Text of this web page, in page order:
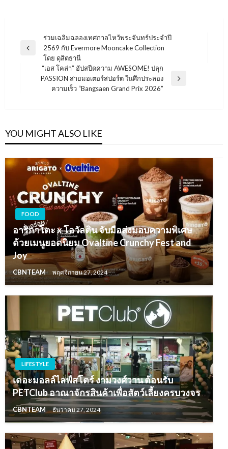
แนะแนว
เรื่อง
Previous
ร่วมเฉลิมฉลองเทศกาลไหว้พระจันทร์ประจำปี
2569 กับ Evermore Mooncake Collection
โดย ดุสิตธานี
Next
“เอส โคล่า” อัปสปีดความ AWESOME! ปลุก
PASSION สายมอเตอร์สปอร์ต ในศึกประลอง
ความเร็ว “Bangsaen Grand Prix 2026”
YOU MIGHT ALSO LIKE
FOOD
อาริกาโตะ x โอวัลติน จับมือส่งมอบความพิเศษ
ด้วยเมนูยอดนิยม Ovaltine Crunchy Fest and
Joy
CBNTEAM พฤศจิกายน 27, 2024
LIFESTYLE
เดอะมอลล์ไลฟ์สโตร์ งามวงศ์วาน ต้อนรับ
PETClub อาณาจักรสินค้าเพื่อสัตว์เลี้ยงครบวงจร
CBNTEAM ธันวาคม 27, 2024